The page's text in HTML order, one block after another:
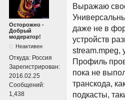
Осторожно -
Добрый
модератор!
Неактивен
Откуда: Россия
Зарегистрирован:
2016.02.25
Сообщений:
1,438
Выражаю
даже не в
устройств
stream.mpeg,
Профиль
пока не
транскода,
подкасты,